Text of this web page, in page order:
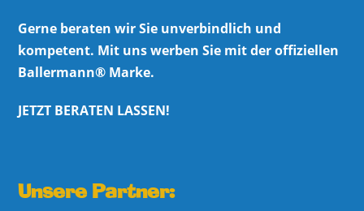
Gerne beraten wir Sie unverbindlich und
kompetent. Mit uns werben Sie mit der offiziellen
Ballermann® Marke.
JETZT BERATEN LASSEN!
Unsere Partner: